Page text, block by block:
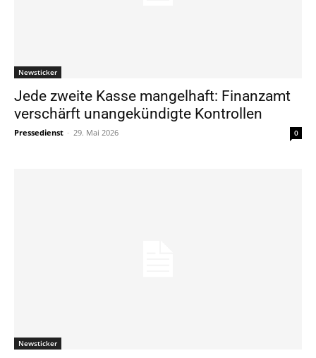
Newsticker
Jede zweite Kasse mangelhaft: Finanzamt
verschärft unangekündigte Kontrollen
Pressedienst - 29. Mai 2026 0
Newsticker